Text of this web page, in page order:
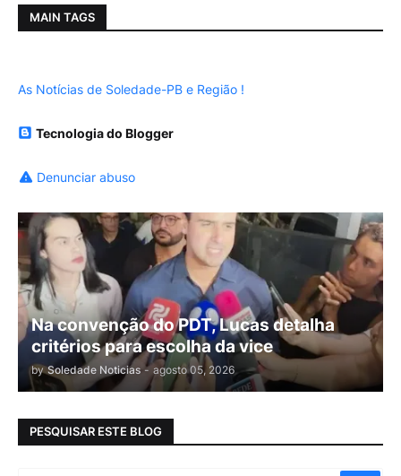
MAIN TAGS
As Notícias de Soledade-PB e Região !
Tecnologia do Blogger
Denunciar abuso
Na convenção do PDT, Lucas detalha
critérios para escolha da vice
by Soledade Noticias - agosto 05, 2026
PESQUISAR ESTE BLOG